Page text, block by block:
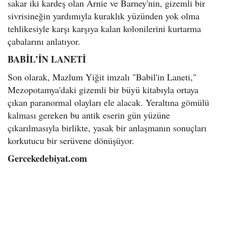
sakar iki kardeş olan Arnie ve Barney'nin, gizemli bir
sivrisineğin yardımıyla kuraklık yüzünden yok olma
tehlikesiyle karşı karşıya kalan kolonilerini kurtarma
çabalarını anlatıyor.
BABİL’İN LANETİ
Son olarak, Mazlum Yiğit imzalı "Babil'in Laneti,"
Mezopotamya'daki gizemli bir büyü kitabıyla ortaya
çıkan paranormal olayları ele alacak. Yeraltına gömülü
kalması gereken bu antik eserin gün yüzüne
çıkarılmasıyla birlikte, yasak bir anlaşmanın sonuçları
korkutucu bir serüvene dönüşüyor.
Gercekedebiyat.com